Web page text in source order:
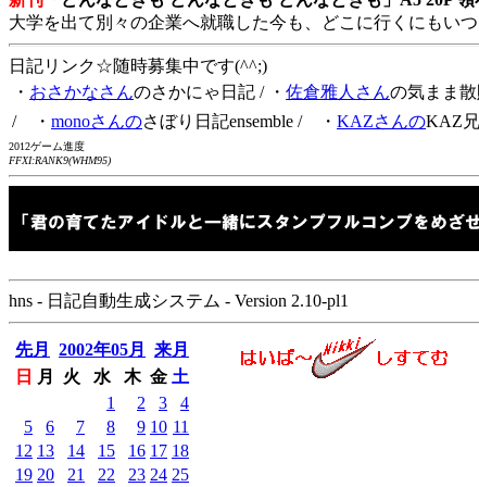
大学を出て別々の企業へ就職した今も、どこに行くにもい
日記リンク☆随時募集中です(^^;)
・ おさかなさんのさかにゃ日記 / ・ 佐倉雅人さんの気まま
/ ・ monoさんのさぼり日記ensemble / ・ KAZさんのKAZ
2012ゲーム進度
FFXI:RANK9(WHM95)
hns - 日記自動生成システム - Version 2.10-pl1
先月 2002年05月
来月
日
月 火 水 木 金 土
1
2 3
4
5
6 7 8 9 10 11
12 13 14 15 16 17 18
19 20 21 22 23 24 25